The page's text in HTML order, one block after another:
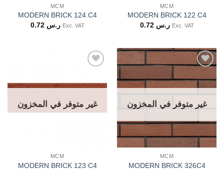
MCM
MODERN BRICK 124 C4
ر.س 0.72 Exc. VAT
MCM
MODERN BRICK 122 C4
ر.س 0.72 Exc. VAT
غير متوفر في المخزون
MCM
MODERN BRICK 123 C4
غير متوفر في المخزون
MCM
MODERN BRICK 326C4